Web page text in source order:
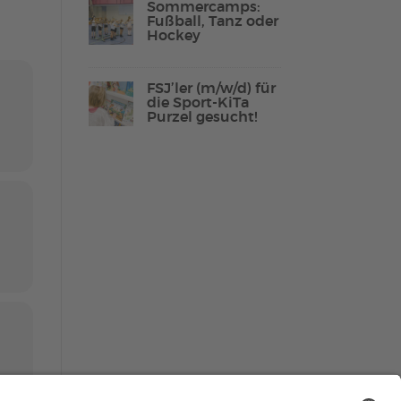
Reha-Sport
Sommercamps:
Fußball, Tanz oder
Hockey
FSJ’ler (m/w/d) für
die Sport-KiTa
Purzel gesucht!